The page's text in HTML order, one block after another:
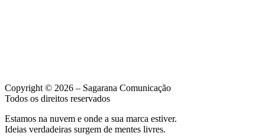
Copyright © 2026 – Sagarana Comunicação
Todos os direitos reservados
Estamos na nuvem e onde a sua marca estiver.
Ideias verdadeiras surgem de mentes livres.